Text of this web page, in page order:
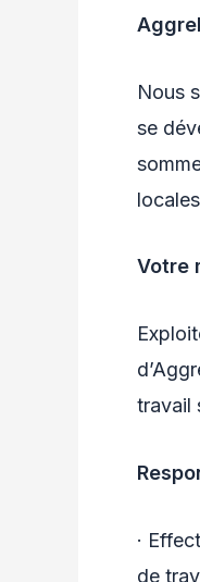
Nous
se
Votre
travail
·
de